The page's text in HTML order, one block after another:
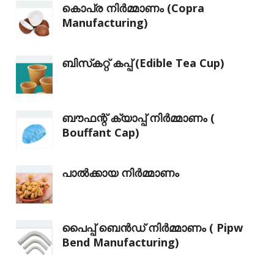
കൊപ്ര നിർമ്മാണം (Copra
Manufacturing)
ബിസ്‌കറ്റ് കപ്പ് (Edible Tea Cup)
ബൗഫന്റ് ക്യാപ്പ് നിർമ്മാണം (
Bouffant Cap)
പാൽക്കായ നിർമ്മാണം
പൈപ്പ് ബെൻഡ് നിർമ്മാണം ( Pipw
Bend Manufacturing)